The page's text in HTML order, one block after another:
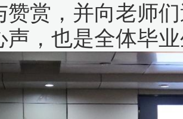
赞赏，并向老师
声，也是全体毕